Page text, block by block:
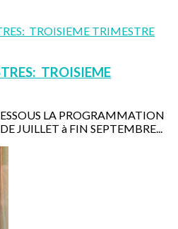
TROISIEME
LA PROGRAMMATION
JUILLET à FIN SEPTEMBRE...